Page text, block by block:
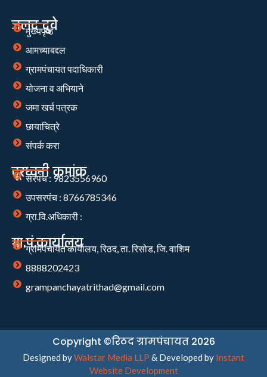
जलद दुवे
मुख्यपृष्ठ
आमच्याबद्दल
ग्रामपंचायत पदाधिकारी
योजना व अभियाने
जमा खर्च पत्रक
छायाचित्रे
संपर्क करा
दूरध्वनी क्रमांक
सरपंच : 9823556960
उपसरपंच : 8766785346
ग्रा.वि.अधिकारी :
ग्रा.पं.कार्यालय
ग्रामपंचायत कार्यालय, रिठद, ता. रिसोड, जि. वाशिम
8888202423
grampanchayatrithad@gmail.com
Copyright ©रिठद ग्रामपंचायत 2026
Designed byWalstar Media LLP & Developed by Instant
Website Development